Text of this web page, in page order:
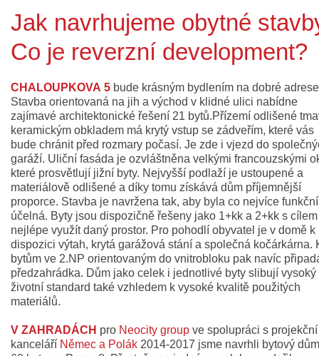
Jak navrhujeme obytné
Co je reverzní development?
CHALOUPKOVA 5 bude krásným bydlením na dobré
Stavba orientovaná na jih a východ v klidné ulici nabídne
zajímavé architektonické řešení 21 bytů.Přízemí odlišené
keramickým obkladem má krytý vstup se zádveřím, které vás
bude chránit před rozmary počasí. Je zde i vjezd do
garáží. Uliční fasáda je ozvláštněna velkými francouzskými
které prosvětlují jižní byty. Nejvyšší podlaží je ustoupené a
materiálově odlišené a díky tomu získává dům příjemnější
proporce. Stavba je navržena tak, aby byla co nejvíce
účelná. Byty jsou dispozičně řešeny jako 1+kk a 2+kk s
nejlépe využít daný prostor. Pro pohodlí obyvatel je v domě k
dispozici výtah, krytá garážová stání a společná kočárkárna.
bytům ve 2.NP orientovaným do vnitrobloku pak navíc
předzahrádka. Dům jako celek i jednotlivé byty slibují vysoký
životní standard také vzhledem k vysoké kvalitě použitých
materiálů.
V ZAHRADÁCH pro Neocity group ve spolupráci s projekční
kanceláří Němec a Polák 2014-2017 jsme navrhli bytový